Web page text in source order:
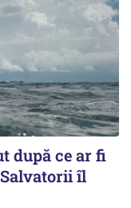
după ce ar fi
îl